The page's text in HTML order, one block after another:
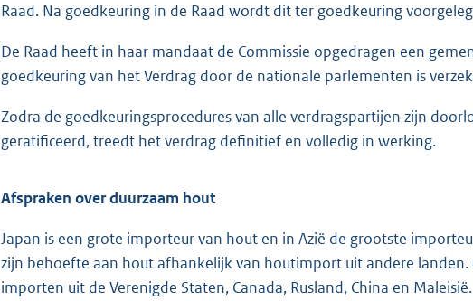
Raad. Na goedkeuring in de Raad wordt dit ter goedkeuring
De Raad heeft in haar mandaat de Commissie opgedragen een
goedkeuring van het Verdrag door de nationale parlementen is
Zodra de goedkeuringsprocedures van alle verdragspartijen zijn
geratificeerd, treedt het verdrag definitief en volledig in werking.
Afspraken over duurzaam hout
Japan is een grote importeur van hout en in Azië de grootste
zijn behoefte aan hout afhankelijk van houtimport uit andere
importen uit de Verenigde Staten, Canada, Rusland, China en